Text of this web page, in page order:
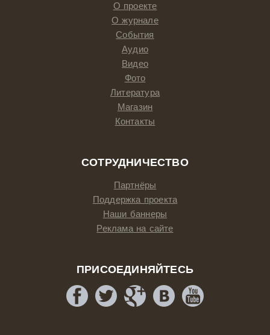
О проекте
О журнале
События
Аудио
Видео
Фото
Литература
Магазин
Контакты
СОТРУДНИЧЕСТВО
Партнёры
Поддержка проекта
Наши баннеры
Реклама на сайте
ПРИСОЕДИНЯЙТЕСЬ